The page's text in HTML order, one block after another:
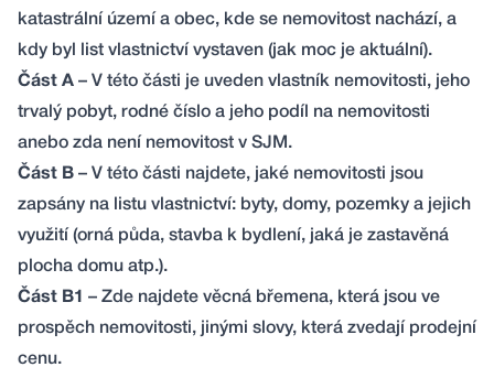
katastrální území a obec, kde se nemovitost nachází, a
kdy byl list vlastnictví vystaven (jak moc je aktuální).
Část A – V této části je uveden vlastník nemovitosti, jeho
trvalý pobyt, rodné číslo a jeho podíl na nemovitosti
anebo zda není nemovitost v SJM.
Část B – V této části najdete, jaké nemovitosti jsou
zapsány na listu vlastnictví: byty, domy, pozemky a jejich
využití (orná půda, stavba k bydlení, jaká je zastavěná
plocha domu atp.).
Část B1 – Zde najdete věcná břemena, která jsou ve
prospěch nemovitosti, jinými slovy, která zvedají prodejní
cenu.